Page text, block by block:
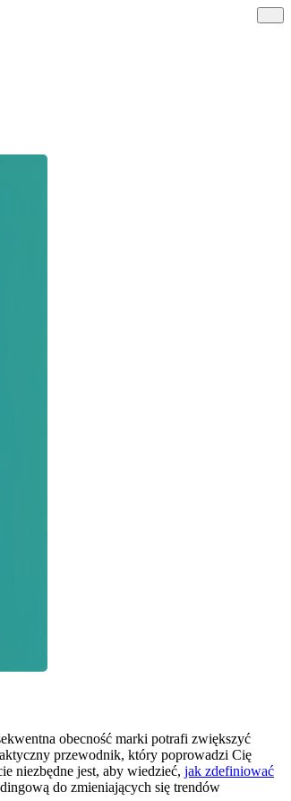
obecność marki potrafi zwiększyć
przewodnik, który poprowadzi Cię
niezbędne jest, aby wiedzieć, jak zdefiniować
do zmieniających się trendów